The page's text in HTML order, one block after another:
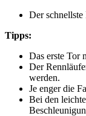
Der
Tipps:
Das erste Tor
Der
werden.
Je enger die
Bei den